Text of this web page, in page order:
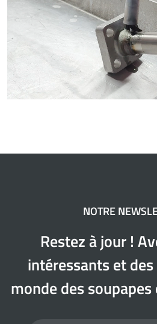
NOTRE
Restez à jour !
intéressants et
monde des